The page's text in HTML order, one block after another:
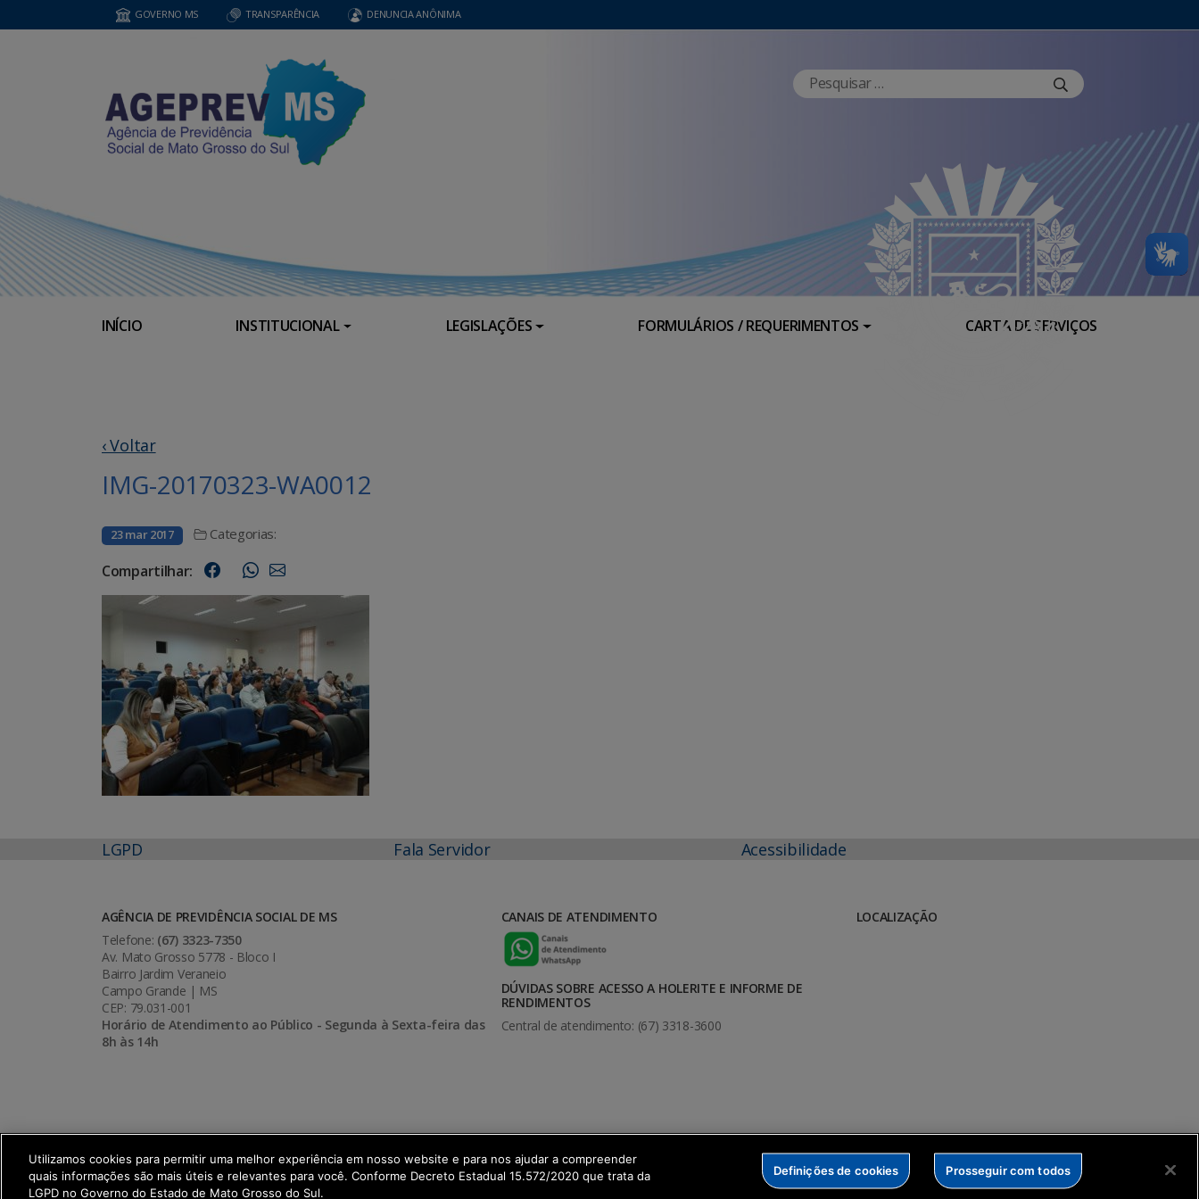
GOVERNO MS TRANSPARÊNCIA DENUNCIA ANÔNIMA
INÍCIO INSTITUCIONAL LEGISLAÇÕES FORMULÁRIOS / REQUERIMENTOS CARTA DE SERVIÇOS
‹ Voltar
IMG-20170323-WA0012
23 mar 2017 Categorias:
Compartilhar:
LGPD Fala Servidor Acessibilidade
AGÊNCIA DE PREVIDÊNCIA SOCIAL DE MS
Telefone: (67) 3323-7350
Av. Mato Grosso 5778 - Bloco I
Bairro Jardim Veraneio
Campo Grande | MS
CEP: 79.031-001
Horário de Atendimento ao Público - Segunda à Sexta-feira das
8h às 14h
CANAIS DE ATENDIMENTO
DÚVIDAS SOBRE ACESSO A HOLERITE E INFORME DE
RENDIMENTOS
Central de atendimento: (67) 3318-3600
LOCALIZAÇÃO
SETDIG | Secretaria-Executiva de Transformação Digital
Utilizamos cookies para permitir uma melhor experiência em nosso website e para nos ajudar a compreender
quais informações são mais úteis e relevantes para você. Conforme Decreto Estadual 15.572/2020 que trata da
LGPD no Governo do Estado de Mato Grosso do Sul.
Definições de cookies Prosseguir com todos